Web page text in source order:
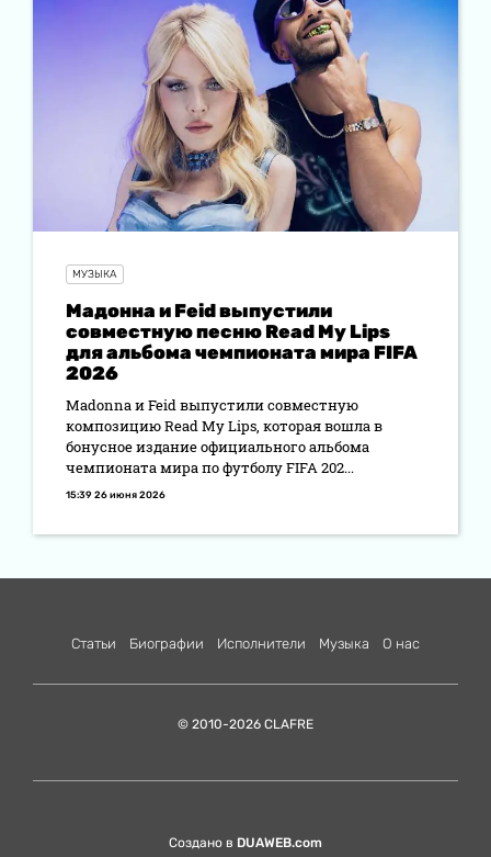
МУЗЫКА
Мадонна и Feid выпустили
совместную песню Read My Lips
для альбома чемпионата мира FIFA
2026
Madonna и Feid выпустили совместную
композицию Read My Lips, которая вошла в
бонусное издание официального альбома
чемпионата мира по футболу FIFA 202...
15:39 26 июня 2026
Статьи Биографии Исполнители Музыка О нас
© 2010-2026 CLAFRE
Создано в DUAWEB.com